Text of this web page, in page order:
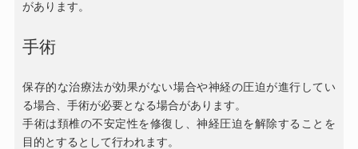
があります。
手術
保存的な治療法が効果がない場合や神経の圧迫が進行してい
る場合、手術が必要となる場合があります。
手術は頚椎の不安定性を修復し、神経圧迫を解除することを
目的とするとして行われます。